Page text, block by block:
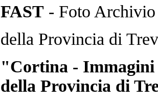
FAST - Foto
della Provincia di
"Cortina -
della Provincia di